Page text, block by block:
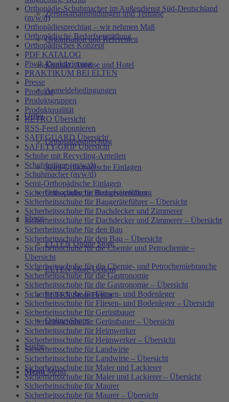
Zertifikatsausbildungen und Termine
Organisation und Referenten
Kontakt, Anreise und Hotel
Anmeldebedingungen
Ortho
Orthopädiesprechtag
Semi-Orthopädische Einlagen
Orthopädische Bedarfsermittlung
Shops
ELTEN Online Store
ELTEN Store Uedem
ELTEN Store Berlin
Online-Shops
Suche
Menü Menü
Orthopädie-Schuhmacher im Außendienst Süd-Deutschland
(m/w/d)
Orthopädiesprechtag – wir nehmen Maß
Orthopädische Bedarfsermittlung
Orthopädisches Konzept
PDF KATALOG
Piwik-Deaktivierung
PRAKTIKUM BEI ELTEN
Presse
Produkte
Produktgruppen
Produktqualität
RETRO Übersicht
RSS-Feed abonnieren
SAFEGUARD Übersicht
SAFETY-GRIP Übersicht
Schuhe mit Recycling-Anteilen
Schuhfertiger (m/w/d)
Schuhmacher (m/w/d)
Semi-Orthopädische Einlagen
Sicherheitsschuhe für Baugeräteführer
Sicherheitsschuhe für Baugeräteführer – Übersicht
Sicherheitsschuhe für Dachdecker und Zimmerer
Sicherheitsschuhe für Dachdecker und Zimmerer – Übersicht
Sicherheitsschuhe für den Bau
Sicherheitsschuhe für den Bau – Übersicht
Sicherheitsschuhe für die Chemie und Petrochemie –
Übersicht
Sicherheitsschuhe für die Chemie- und Petrochemiebranche
Sicherheitsschuhe für die Gastronomie
Sicherheitsschuhe für die Gastronomie – Übersicht
Sicherheitsschuhe für Fliesen- und Bodenleger
Sicherheitsschuhe für Fliesen- und Bodenleger – Übersicht
Sicherheitsschuhe für Gerüstbauer
Sicherheitsschuhe für Gerüstbauer – Übersicht
Sicherheitsschuhe für Heimwerker
Sicherheitsschuhe für Heimwerker – Übersicht
Sicherheitsschuhe für Landwirte
Sicherheitsschuhe für Landwirte – Übersicht
Sicherheitsschuhe für Maler und Lackierer
Sicherheitsschuhe für Maler und Lackierer – Übersicht
Sicherheitsschuhe für Maurer
Sicherheitsschuhe für Maurer – Übersicht